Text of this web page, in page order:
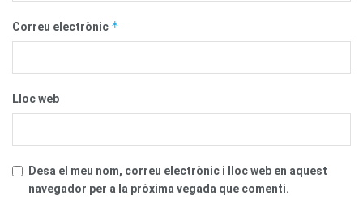
Correu electrònic *
Lloc web
Desa el meu nom, correu electrònic i lloc web en aquest
navegador per a la pròxima vegada que comenti.